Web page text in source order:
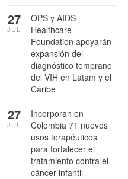
OPS y AIDS
Healthcare
Foundation apoyarán
expansión del
diagnóstico temprano
del VIH en Latam y el
Caribe
27
JUL
Incorporan en
Colombia 71 nuevos
usos terapéuticos
para fortalecer el
tratamiento contra el
cáncer infantil
27
JUL